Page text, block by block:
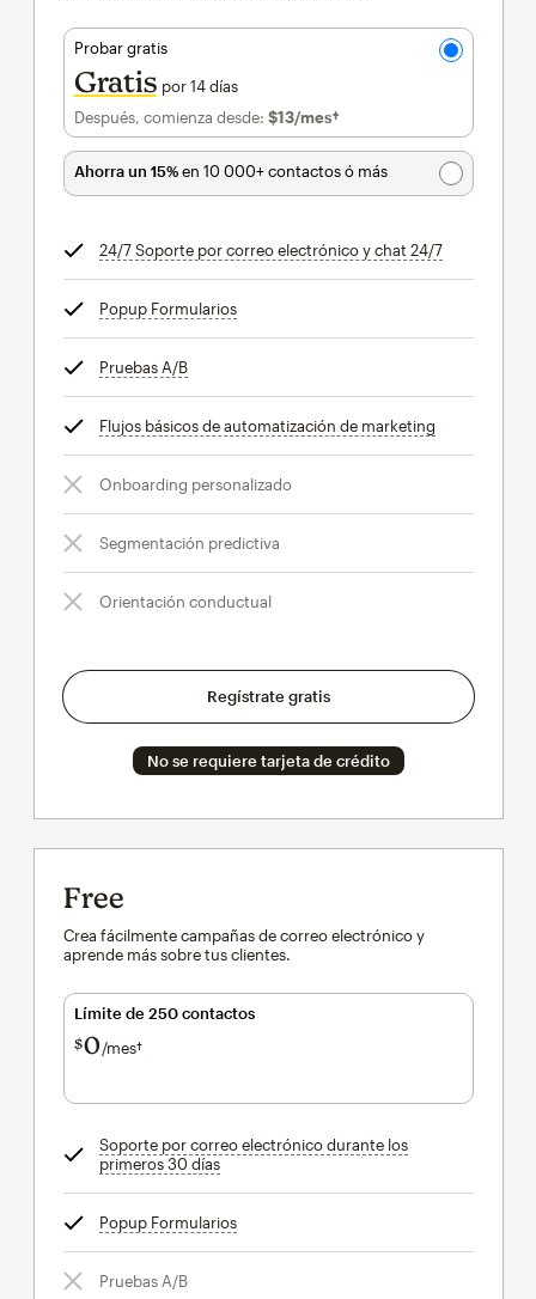
Probar gratis
Gratis por 14 días
Después, comienza desde: $13/mes†al mes†
Ahorra un 15%en 10 000+ contactos ó más
24/7 Soporte por correo electrónico y chat 24/7info
Popup Formulariosinfo
Pruebas A/Binfo
Flujos básicos de automatización de marketing
Onboarding personalizado
Segmentación predictiva
Orientación conductual
Regístrate gratis
No se requiere tarjeta de crédito
Free
Crea fácilmente campañas de correo electrónico y
aprende más sobre tus clientes.
Límite de 250 contactos
$0 /mes†al mes†
Soporte por correo electrónico durante los
primeros 30 díasinfo
Popup Formulariosinfo
Pruebas A/B